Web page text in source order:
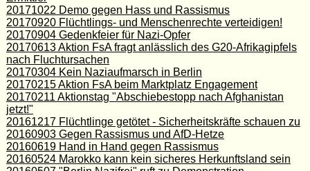
20171022 Demo gegen Hass und Rassismus
20170920 Flüchtlings- und Menschenrechte verteidigen!
20170904 Gedenkfeier für Nazi-Opfer
20170613 Aktion FsA fragt anlässlich des G20-Afrikagipfels
nach Fluchtursachen
20170304 Kein Naziaufmarsch in Berlin
20170215 Aktion FsA beim Marktplatz Engagement
20170211 Aktionstag "Abschiebestopp nach Afghanistan
jetzt!"
20161217 Flüchtlinge getötet - Sicherheitskräfte schauen zu
20160903 Gegen Rassismus und AfD-Hetze
20160619 Hand in Hand gegen Rassismus
20160524 Marokko kann kein sicheres Herkunftsland sein